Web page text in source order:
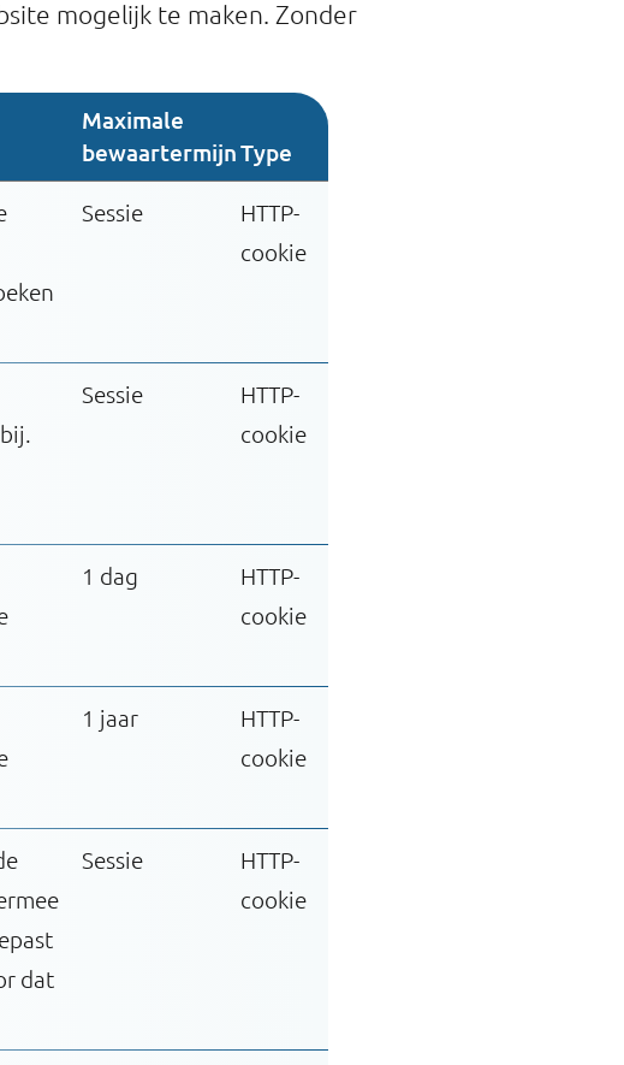
mogelijk te maken. Zonder
Maximale
bewaartermijnType
Sessie
HTTP-
cookie
Sessie
HTTP-
cookie
1 dag
HTTP-
cookie
1 jaar
HTTP-
cookie
dat
Sessie
HTTP-
cookie